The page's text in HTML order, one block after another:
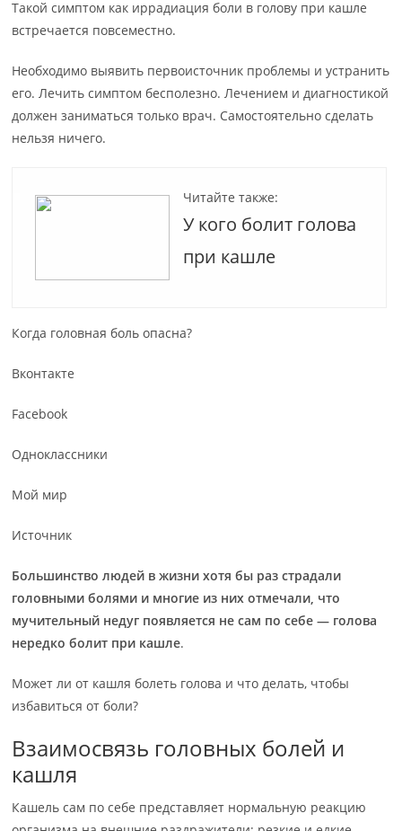
Такой симптом как иррадиация боли в голову при кашле
встречается повсеместно.
Необходимо выявить первоисточник проблемы и устранить
его. Лечить симптом бесполезно. Лечением и диагностикой
должен заниматься только врач. Самостоятельно сделать
нельзя ничего.
Читайте также:
У кого болит голова
при кашле
Когда головная боль опасна?
Вконтакте
Facebook
Одноклассники
Мой мир
Источник
Большинство людей в жизни хотя бы раз страдали
головными болями и многие из них отмечали, что
мучительный недуг появляется не сам по себе — голова
нередко болит при кашле.
Может ли от кашля болеть голова и что делать, чтобы
избавиться от боли?
Взаимосвязь головных болей и
кашля
Кашель сам по себе представляет нормальную реакцию